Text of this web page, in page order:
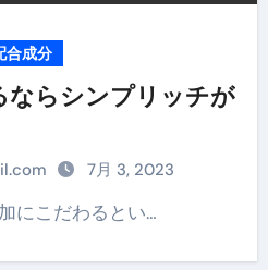
合成分
ならシンプリッチが
7月 3, 2023
にこだわるとい…